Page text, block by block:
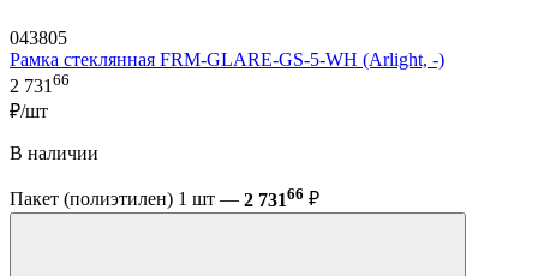
043805
Рамка стеклянная FRM-GLARE-GS-5-WH (Arlight, -)
2 73166
₽/шт
В наличии
Пакет (полиэтилен) 1 шт — 2 73166 ₽